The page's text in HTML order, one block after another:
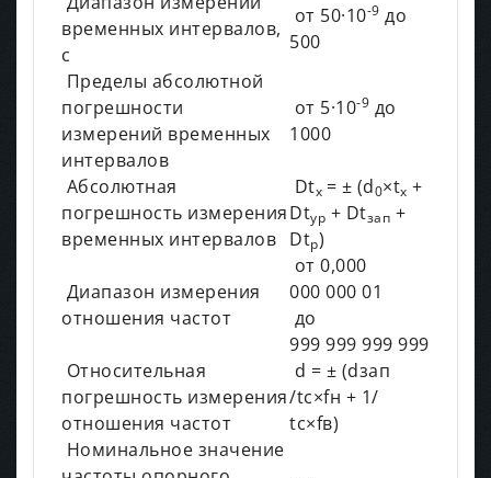
временных интервалов,
с
от 50·10-9 до
500
Пределы абсолютной
погрешности
измерений временных
интервалов
от 5·10-9 до
1000
Абсолютная
погрешность измерения
временных интервалов
Dtx = ± (d0×tx +
Dtур + Dtзап +
Dtр)
Диапазон измерения
отношения частот
от 0,000
000 000 01
до
999 999 999 999
Относительная
погрешность измерения
отношения частот
d = ± (dзап
/tc×fн + 1/
tc×fв)
Номинальное значение